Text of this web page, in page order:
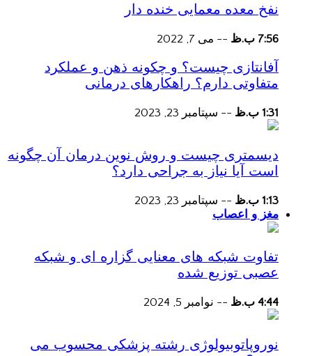
نفخ معده معمایی خنده دار
7:56 ب.ظ -- می 7, 2022
آفانتازی چیست؟ و چکونه ذهن و عملکرد
متفاوتی دارم؟ راهکارهای درمانی
1:31 ب.ظ -- سپتامبر 23, 2023
دیسمتری چیست و روش نوین درمان آن چگونه
است آیا نیاز به جراحی دارد؟
1:13 ب.ظ -- سپتامبر 23, 2023
مغز و اعصاب
تفاوت شبکه های معنایی گزاره ای و شبکه
عصبی توزیع شده
4:44 ب.ظ -- نوامبر 5, 2024
نوروپاتوبیولوژی رشته پزشکی محسوب می